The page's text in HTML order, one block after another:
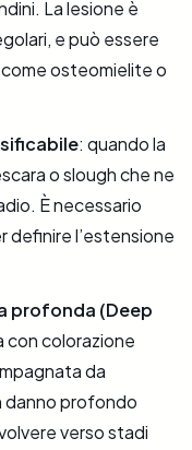
La lesione è
e può essere
osteomielite o
: quando la
o slough che ne
È necessario
definire l’estensione
profonda (Deep
con colorazione
da
danno profondo
verso stadi